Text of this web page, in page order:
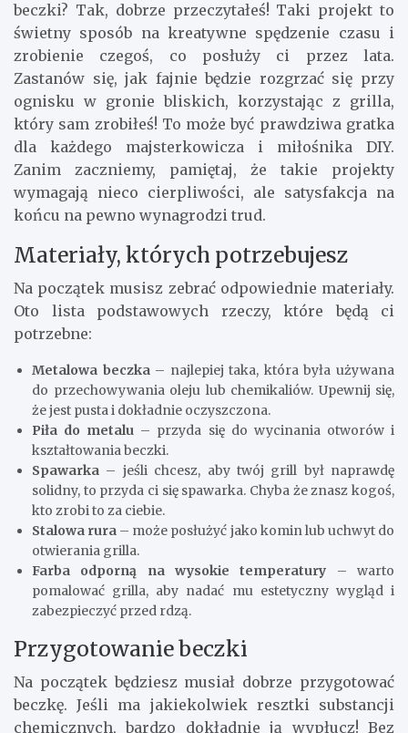
beczki? Tak, dobrze przeczytałeś! Taki projekt to
świetny sposób na kreatywne spędzenie czasu i
zrobienie czegoś, co posłuży ci przez lata.
Zastanów się, jak fajnie będzie rozgrzać się przy
ognisku w gronie bliskich, korzystając z grilla,
który sam zrobiłeś! To może być prawdziwa gratka
dla każdego majsterkowicza i miłośnika DIY.
Zanim zaczniemy, pamiętaj, że takie projekty
wymagają nieco cierpliwości, ale satysfakcja na
końcu na pewno wynagrodzi trud.
Materiały, których potrzebujesz
Na początek musisz zebrać odpowiednie materiały.
Oto lista podstawowych rzeczy, które będą ci
potrzebne:
Metalowa beczka– najlepiej taka, która była używana
do przechowywania oleju lub chemikaliów. Upewnij się,
że jest pusta i dokładnie oczyszczona.
Piła do metalu – przyda się do wycinania otworów i
kształtowania beczki.
Spawarka – jeśli chcesz, aby twój grill był naprawdę
solidny, to przyda ci się spawarka. Chyba że znasz kogoś,
kto zrobi to za ciebie.
Stalowa rura – może posłużyć jako komin lub uchwyt do
otwierania grilla.
Farba odporną na wysokie temperatury – warto
pomalować grilla, aby nadać mu estetyczny wygląd i
zabezpieczyć przed rdzą.
Przygotowanie beczki
Na początek będziesz musiał dobrze przygotować
beczkę. Jeśli ma jakiekolwiek resztki substancji
chemicznych, bardzo dokładnie ją wypłucz! Bez